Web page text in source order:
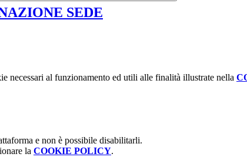
SEDE
necessari al funzionamento ed utili alle finalità illustrate nella
e non è possibile disabilitarli.
la COOKIE POLICY.